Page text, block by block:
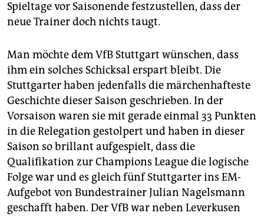
Spieltage vor Saisonende festzustellen, dass der
neue Trainer doch nichts taugt.
Man möchte dem VfB Stuttgart wünschen, dass
ihm ein solches Schicksal erspart bleibt. Die
Stuttgarter haben jedenfalls die märchenhafteste
Geschichte dieser Saison geschrieben. In der
Vorsaison waren sie mit gerade einmal 33 Punkten
in die Relegation gestolpert und haben in dieser
Saison so brillant aufgespielt, dass die
Qualifikation zur Champions League die logische
Folge war und es gleich fünf Stuttgarter ins EM-
Aufgebot von Bundestrainer Julian Nagelsmann
geschafft haben. Der VfB war neben Leverkusen